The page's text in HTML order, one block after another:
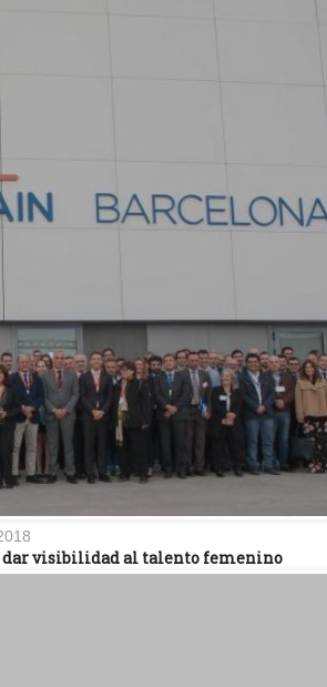
dar visibilidad al talento femenino